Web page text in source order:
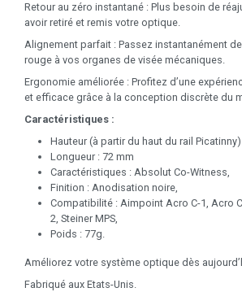
Retour au zéro instantané : Plus besoin de
avoir retiré et remis votre optique.
Alignement parfait : Passez instantanément
rouge à vos organes de visée mécaniques.
Ergonomie améliorée : Profitez d’une
et efficace grâce à la conception discrète du
Caractéristiques :
Hauteur (à partir du haut du rail
Longueur : 72 mm
Caractéristiques : Absolut Co-Witness,
Finition : Anodisation noire,
Compatibilité : Aimpoint Acro C-1, Acro
2, Steiner MPS,
Poids : 77g.
Améliorez votre système optique dès
Fabriqué aux Etats-Unis.